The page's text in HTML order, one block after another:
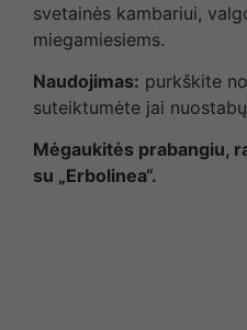
svetainės kambariui,
miegamiesiems.
Naudojimas: purkškite
suteiktumėte jai
Mėgaukitės prabangiu,
su „Erbolinea“.